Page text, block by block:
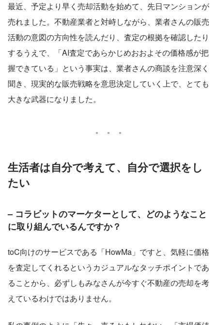
最近、予定より早く売却活動を始めて、先日マンションが
売れました。不動産業者と対峙しながら、業者さんの販売
活動の意図の方向性を読んだり、査定の根拠を確認したり
するうえで、「AI査定であらかじめおおよその価格感が把
握できている」という事実は、業者さんの商談を注意深く
聞き、現実的な販売戦略を意思決定していく上で、とても
大きな武器になりました。
生活者は自分で考えて、自分で選択をし
たい
– コラビットのマーケターとして、どのようなこと
に取り組んでいるんですか？
toC向けのサービスである「HowMa」ですと、気軽に価格
を査定してくれるというカジュアルなタッチポイントであ
ることから、必ずしもみなさんが今すぐ不動産の売却を考
えているわけではありません。